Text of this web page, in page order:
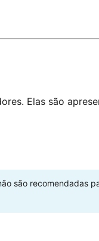
Elas são
são recomendadas